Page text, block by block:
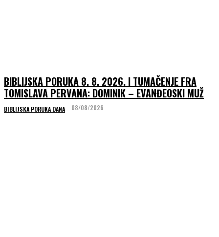
BIBLIJSKA PORUKA 8. 8. 2026. I TUMAČENJE FRA
TOMISLAVA PERVANA: DOMINIK – EVANĐEOSKI MUŽ
BIBLIJSKA PORUKA DANA 08/08/2026